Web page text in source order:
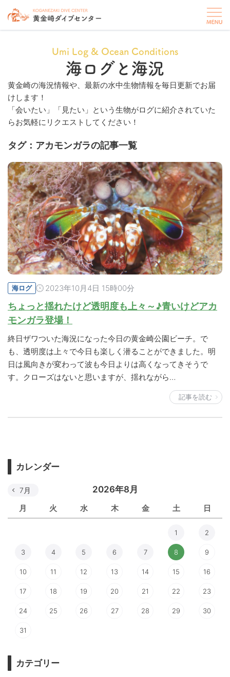
Umi Log & Ocean Conditions
海ログと海況
黄金崎の海況情報や、最新の水中生物情報を毎日更新でお届
けします！
「会いたい」「見たい」という生物がログに紹介されていた
らお気軽にリクエストしてください！
タグ：アカモンガラの記事一覧
海ログ 2023年10月4日 15時00分
ちょっと揺れたけど透明度も上々～♪青いけどアカ
モンガラ登場！
終日ザワついた海況になった今日の黄金崎公園ビーチ。で
も、透明度は上々で今日も楽しく潜ることができました。明
日は風向きが変わって波も今日よりは高くなってきそうで
す。クローズはないと思いますが、揺れながら…
記事を読む
カレンダー
2026年8月
月 火 水 木 金 土 日
7月
1 2
3 4 5 6 7 8 9
10 11 12 13 14 15 16
17 18 19 20 21 22 23
24 25 26 27 28 29 30
31
カテゴリー